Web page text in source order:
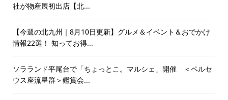
社が物産展初出店【北...
【今週の北九州｜8月10日更新】グルメ＆イベント＆おでかけ
情報22選！ 知ってお得...
ソラランド平尾台で「ちょっとこ。マルシェ」開催 ＜ペルセ
ウス座流星群＞鑑賞会...